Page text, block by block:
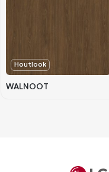
Houtlook
WALNOOT